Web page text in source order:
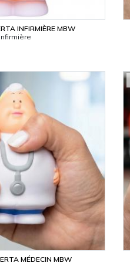
INFIRMIÈRE MBW
infirmière
MÉDECIN MBW